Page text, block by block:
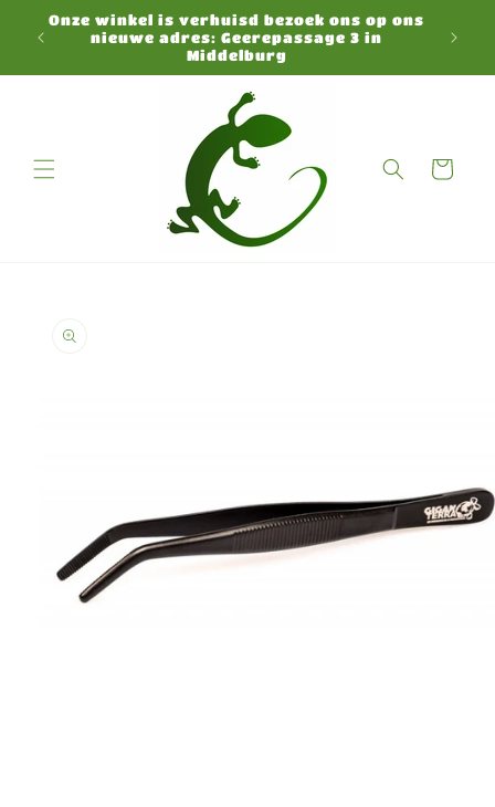
zum
Inhalt
Onze winkel is verhuisd bezoek ons op ons
nieuwe adres: Geerepassage 3 in
Middelburg
Warenkorb